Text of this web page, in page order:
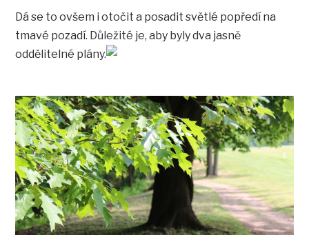
Dá se to ovšem i otočit a posadit světlé popředí na
tmavé pozadí. Důležité je, aby byly dva jasně
oddělitelné plány.